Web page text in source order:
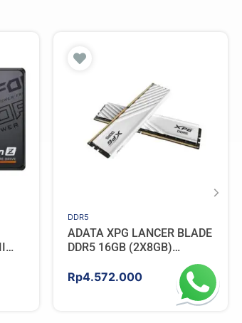
DDR5
ADATA XPG LANCER BLADE
DDR5 16GB (2X8GB)
Rp4.572.000